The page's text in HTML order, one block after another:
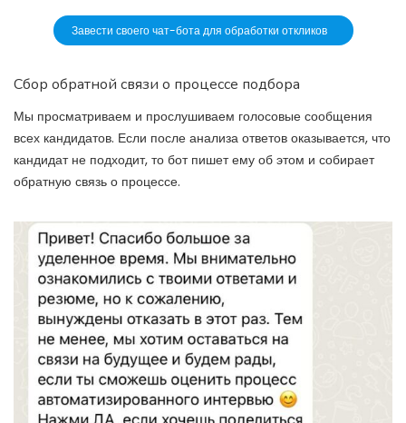
Завести своего чат-бота для обработки откликов
Сбор обратной связи о процессе подбора
Мы просматриваем и прослушиваем голосовые сообщения
всех кандидатов. Если после анализа ответов оказывается, что
кандидат не подходит, то бот пишет ему об этом и собирает
обратную связь о процессе.